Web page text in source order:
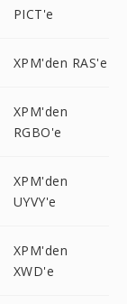
PICT'e
XPM'den RAS'e
XPM'den
RGBO'e
XPM'den
UYVY'e
XPM'den
XWD'e